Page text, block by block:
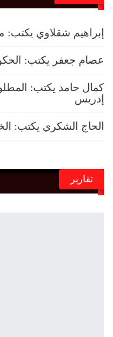
إبراهيم شقلاوي يكتب:
عصام جعفر يكتب:
كمال حامد يكتب:
إدريس
الحاج الشكري يكتب:
تقارير